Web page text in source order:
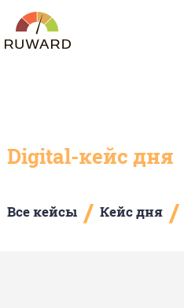
Digital-кейс дня
Все кейсы / Кейс дня /